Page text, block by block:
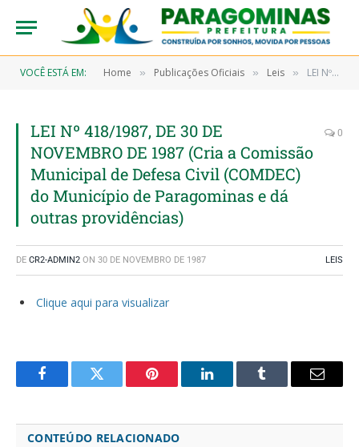
VOCÊ ESTÁ EM: Home » Publicações Oficiais » Leis » LEI Nº 418/1987, DE 30 DE NOVEMBRO DE 1987 (Cria a Comissão Municipal de Defesa Civil (COMDEC) do Município de Paragominas e dá outras providências)
LEI Nº 418/1987, DE 30 DE
NOVEMBRO DE 1987 (Cria a Comissão
Municipal de Defesa Civil (COMDEC)
do Município de Paragominas e dá
outras providências)
0
DE CR2-ADMIN2 ON 30 DE NOVEMBRO DE 1987 LEIS
Clique aqui para visualizar
FacebookTwitter Pinterest LinkedInTumblr Email
CONTEÚDO RELACIONADO